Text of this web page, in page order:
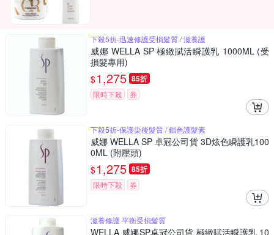
下殺5折-迅速修護受損髮質 / 滋養護
威娜 WELLA SP 極緻賦活瞬護乳 1000ML (受
損髮專用)
$1,275 85折
限時下殺 券
下殺5折-保護染後髮質 / 鎖色護髮素
威娜 WELLA SP 卓冠公司貨 3D炫色瞬護乳100
0ML (附壓頭)
$1,275 85折
限時下殺 券
滋養修護 平衡受損髮質
WELLA 威娜SP卓冠公司貨 極緻賦活瞬護乳 10